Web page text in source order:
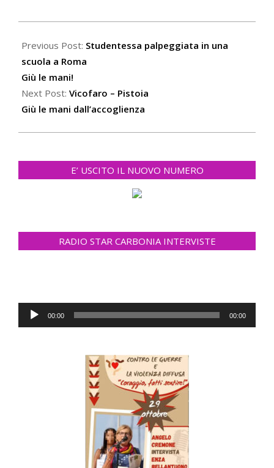
07-
28
Previous Post: Studentessa palpeggiata in una
scuola a Roma
Giù le mani!
Next Post: Vicofaro – Pistoia
Giù le mani dall’accoglienza
E’ USCITO IL NUOVO NUMERO
RADIO STAR CARBONIA INTERVISTE
Audio
Player
00:00 00:00